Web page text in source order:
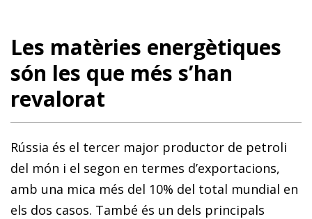
Les matèries energètiques
són les que més s’han
revalorat
Rússia és el tercer major productor de petroli
del món i el segon en termes d’exportacions,
amb una mica més del 10% del total mundial en
els dos casos. També és un dels principals